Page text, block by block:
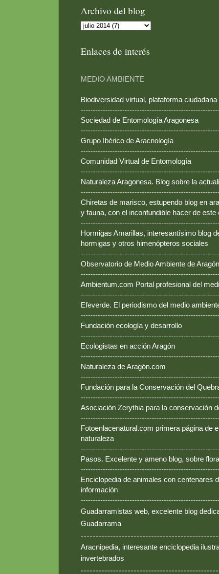
Archivo del blog
Enlaces de interés
MEDIO AMBIENTE
Biodiversidad virtual, plataforma ciudadana
Sociedad de Entomología Aragonesa
Grupo Ibérico de Aracnología
Comunidad Virtual de Entomología
Naturaleza Aragonesa. Blog sobre la
Chiretas de marisco, estupendo blog en
y fauna, con el inconfundible hacer de este
Hormigas Amarillas, interesantísimo blog
hormigas y otros himenópteros sociales
Observatorio de Medio Ambiente de Aragón
Ambientum.com Portal profesional del
Efeverde. El periodismo del medio
Fundación ecología y desarrollo
Ecologistas en acción Aragón
Naturaleza de Aragón.com
Fundación para la Conservación del
Asociación Zerythia para la conservación
Fotoenlacenatural.com primera página de
naturaleza
Pasos. Excelente y ameno blog, sobre
Enciclopedia de animales con centenares
información
Guadarramistas web, excelente blog
Guadarrama
Aracnipedia, interesante enciclopedia
invertebrados